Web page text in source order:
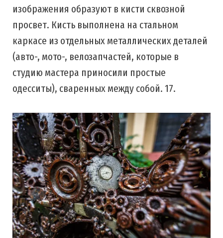
изображения образуют в кисти сквозной
просвет. Кисть выполнена на стальном
каркасе из отдельных металлических деталей
(авто-, мото-, велозапчастей, которые в
студию мастера приносили простые
одесситы), сваренных между собой. 17.